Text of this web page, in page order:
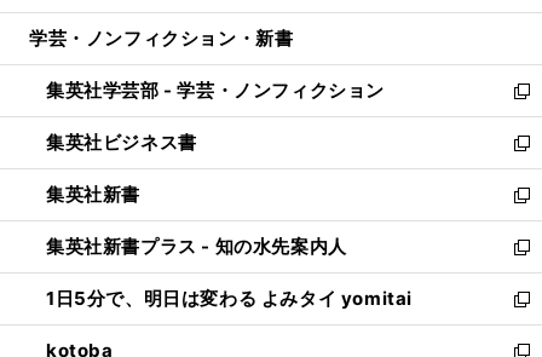
開
ウ
開
く
ン
ウ
で
開
く
ウ
ン
ド
ウ
で
開
く
し
ウ
ィ
ン
ド
ウ
で
開
く
学芸・ノンフィクション・新書
集英社学芸部 - 学芸・ノンフィクション
新
し
い
ウ
ィ
ン
ド
ウ
で
開
く
集英社ビジネス書
新
し
い
ウ
ィ
ン
ド
ウ
で
集英社新書
新
し
い
ウ
ィ
ン
ド
集英社新書プラス - 知の水先案内人
新
し
い
ウ
1日5分で、明日は変わる よみタイ yomitai
新
し
kotoba